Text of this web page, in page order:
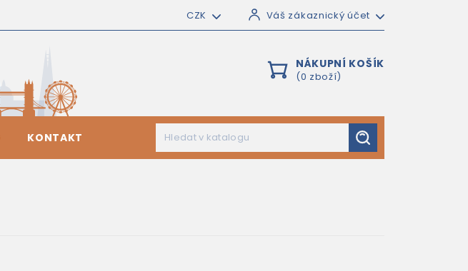
CZK Váš zákaznický účet
NÁKUPNÍ KOŠÍK
(0 zboží)
KONTAKT